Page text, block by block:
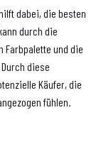
dabei, die besten
durch die
Farbpalette und die
diese
Käufer, die
fühlen.